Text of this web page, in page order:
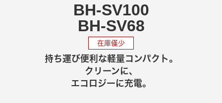
BH-SV100
BH-SV68
在庫僅少
持ち運び便利な軽量コンパクト。
クリーンに、
エコロジーに充電。